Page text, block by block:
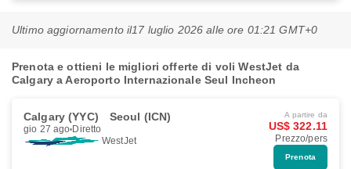
Ultimo aggiornamento il17 luglio 2026 alle ore 01:21 GMT+0
Prenota e ottieni le migliori offerte di voli WestJet da
Calgary a Aeroporto Internazionale Seul Incheon
Calgary (YYC) Seoul (ICN)
gio 27 ago Diretto
WestJet
A partire da
US$ 322.11
Prezzo/pers
Prenota